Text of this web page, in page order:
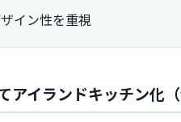
イン性を重視
イランドキッチン化（